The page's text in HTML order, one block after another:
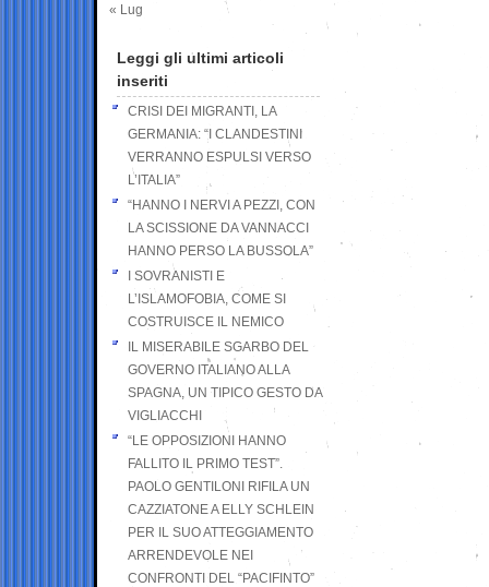
« Lug
Leggi gli ultimi articoli
inseriti
CRISI DEI MIGRANTI, LA
GERMANIA: “I CLANDESTINI
VERRANNO ESPULSI VERSO
L’ITALIA”
“HANNO I NERVI A PEZZI, CON
LA SCISSIONE DA VANNACCI
HANNO PERSO LA BUSSOLA”
I SOVRANISTI E
L’ISLAMOFOBIA, COME SI
COSTRUISCE IL NEMICO
IL MISERABILE SGARBO DEL
GOVERNO ITALIANO ALLA
SPAGNA, UN TIPICO GESTO DA
VIGLIACCHI
“LE OPPOSIZIONI HANNO
FALLITO IL PRIMO TEST”.
PAOLO GENTILONI RIFILA UN
CAZZIATONE A ELLY SCHLEIN
PER IL SUO ATTEGGIAMENTO
ARRENDEVOLE NEI
CONFRONTI DEL “PACIFINTO”